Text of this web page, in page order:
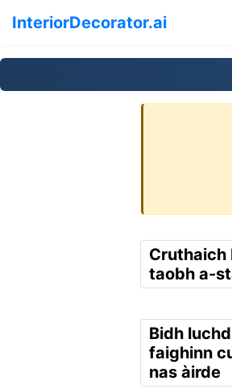
InteriorDecorator.ai
Cruthaich
taobh a-
Bidh
faighinn
nas àirde